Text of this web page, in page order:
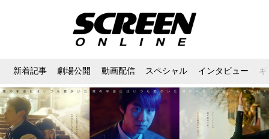
新着記事 劇場公開 動画配信 スペシャル インタビュー